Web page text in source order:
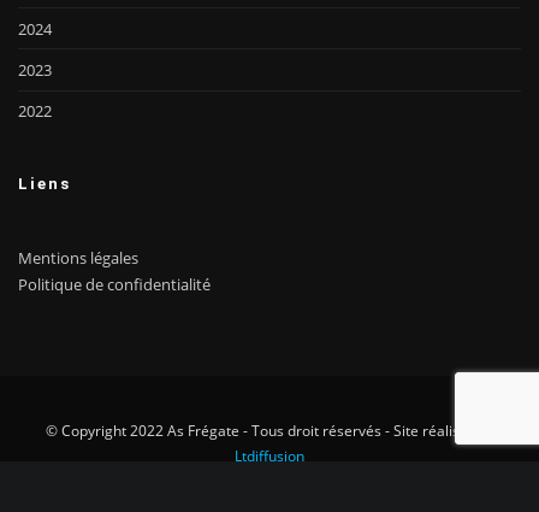
2024
2023
2022
Liens
Mentions légales
Politique de confidentialité
© Copyright 2022 As Frégate - Tous droit réservés - Site réalisé par
Ltdiffusion